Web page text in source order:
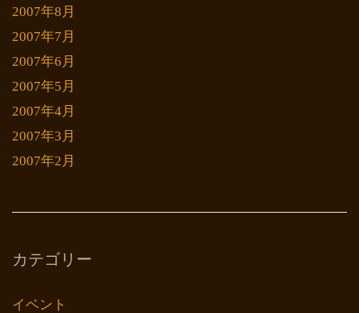
2007年8月
2007年7月
2007年6月
2007年5月
2007年4月
2007年3月
2007年2月
カテゴリー
イベント